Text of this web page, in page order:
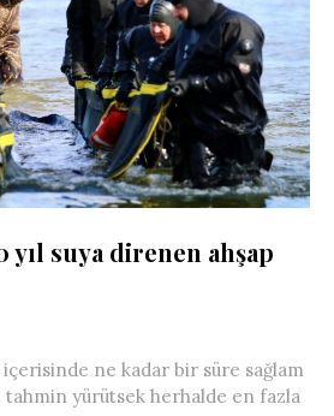
yıl suya direnen ahşap
ne kadar bir süre sağlam
yürütsek herhalde en fazla